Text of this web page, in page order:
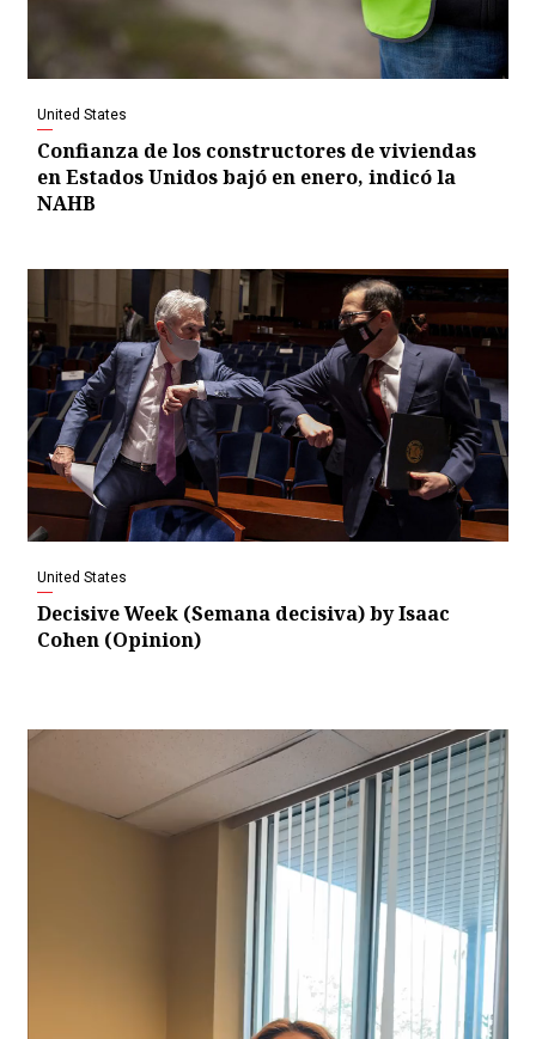
United States
Confianza de los constructores de viviendas
en Estados Unidos bajó en enero, indicó la
NAHB
United States
Decisive Week (Semana decisiva) by Isaac
Cohen (Opinion)
Video